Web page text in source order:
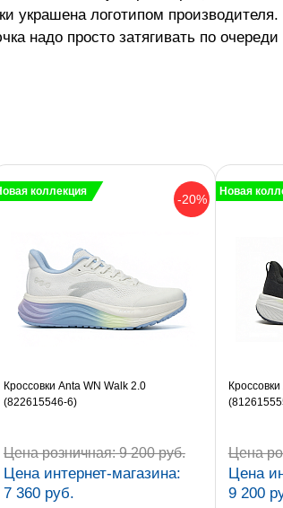
украшена логотипом
надо просто затягивать по
-20%
коллекция
Кроссовки Anta WN Walk 2.0
(822615546-6)
Цена розничная:9 200 руб.
Цена интернет-магазина:
7 360 руб.
Новая
Цена
Цена
9 200